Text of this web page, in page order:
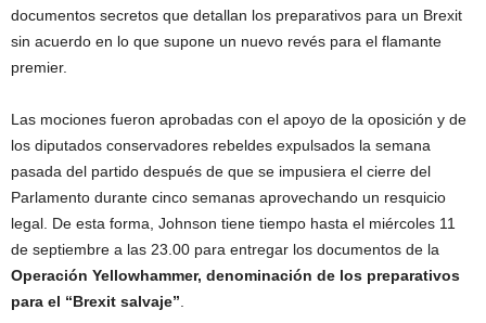
documentos secretos que detallan los preparativos para un Brexit
sin acuerdo en lo que supone un nuevo revés para el flamante
premier.
Las mociones fueron aprobadas con el apoyo de la oposición y de
los diputados conservadores rebeldes expulsados la semana
pasada del partido después de que se impusiera el cierre del
Parlamento durante cinco semanas aprovechando un resquicio
legal. De esta forma, Johnson tiene tiempo hasta el miércoles 11
de septiembre a las 23.00 para entregar los documentos de la
Operación Yellowhammer, denominación de los preparativos
para el “Brexit salvaje”.